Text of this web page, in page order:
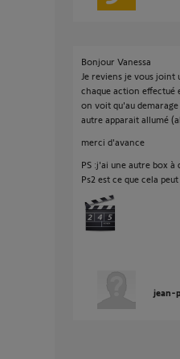
Bonjour Vanessa
Je reviens je vous joint
chaque action effectué
on voit qu'au
autre apparait allumé
merci d'avance
PS :j'ai une autre box
Ps2 est ce que cela
jean-